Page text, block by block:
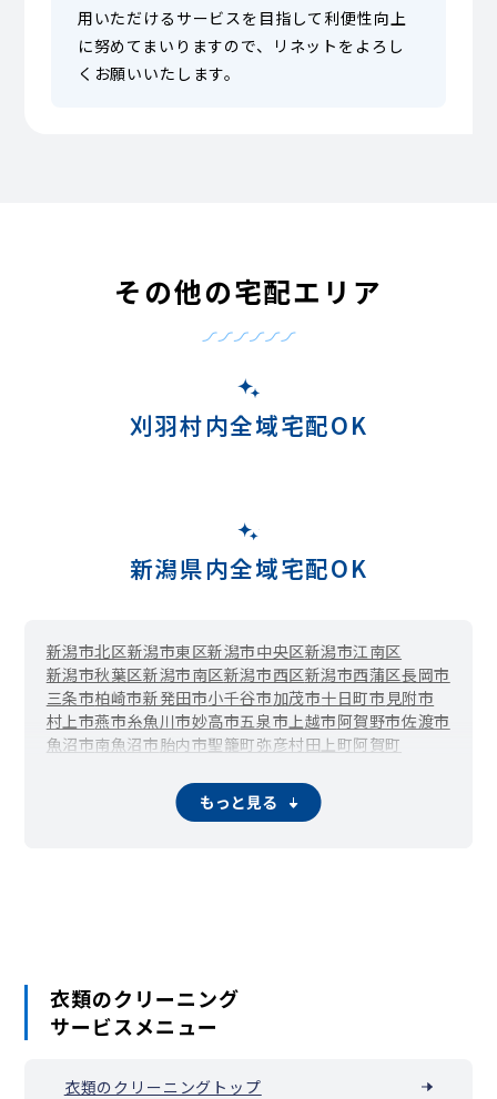
用いただけるサービスを目指して利便性向上
に努めてまいりますので、リネットをよろし
くお願いいたします。
その他の宅配エリア
刈羽村内全域宅配OK
新潟県内全域宅配OK
新潟市北区新潟市東区新潟市中央区新潟市江南区
新潟市秋葉区新潟市南区新潟市西区新潟市西蒲区長岡市
三条市柏崎市新発田市小千谷市加茂市十日町市 見附市
村上市燕市糸魚川市妙高市五泉市 上越市阿賀野市佐渡市
魚沼市南魚沼市胎内市聖籠町弥彦村田上町阿賀町
もっと見る
衣類のクリーニング
サービスメニュー
衣類のクリーニングトップ